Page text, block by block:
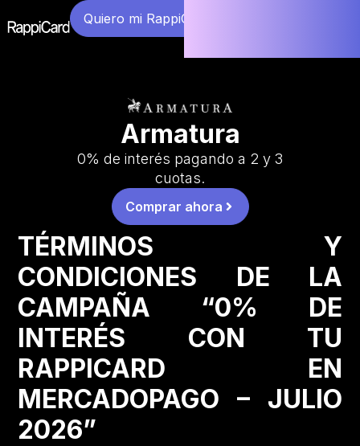
Quiero mi RappiCard
Armatura
0% de interés pagando a 2 y 3
cuotas.
Comprar ahora
TÉRMINOS Y
CONDICIONES DE LA
CAMPAÑA “0% DE
INTERÉS CON TU
RAPPICARD EN
MERCADOPAGO – JULIO
2026”